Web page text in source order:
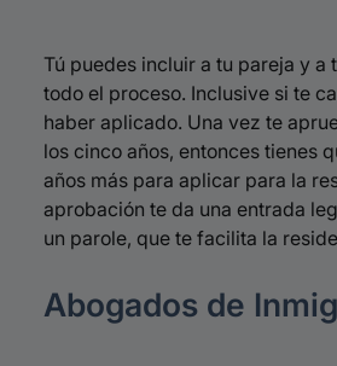
Tú puedes incluir a tu pareja y a
todo el proceso. Inclusive si te
haber aplicado. Una vez te
los cinco años, entonces tienes
años más para aplicar para la
aprobación te da una entrada
un parole, que te facilita la
Abogados de